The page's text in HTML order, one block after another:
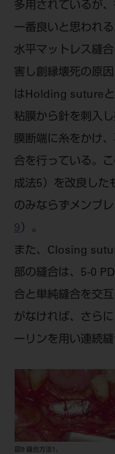
多用されているが
一番良いと思われる
水平マットレス縫
害し創縁壊死の原
はHolding suture
粘膜から針を刺入
膜断端に糸をかけ
合を行っている。
成法5）を改良した
のみならずメンブ
9 ）。
また、Closing
部の縫合は、5‐0
合と単純縫合を交
がなければ、さら
ーリンを用い連続
図9 縫合方法1。